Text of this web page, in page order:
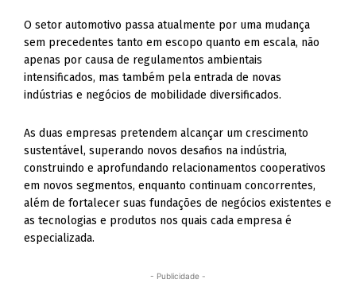
O setor automotivo passa atualmente por uma mudança
sem precedentes tanto em escopo quanto em escala, não
apenas por causa de regulamentos ambientais
intensificados, mas também pela entrada de novas
indústrias e negócios de mobilidade diversificados.
As duas empresas pretendem alcançar um crescimento
sustentável, superando novos desafios na indústria,
construindo e aprofundando relacionamentos cooperativos
em novos segmentos, enquanto continuam concorrentes,
além de fortalecer suas fundações de negócios existentes e
as tecnologias e produtos nos quais cada empresa é
especializada.
- Publicidade -